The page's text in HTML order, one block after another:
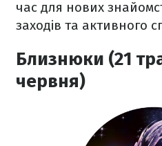
час для нових
заходів та активного
Близнюки (21
червня)